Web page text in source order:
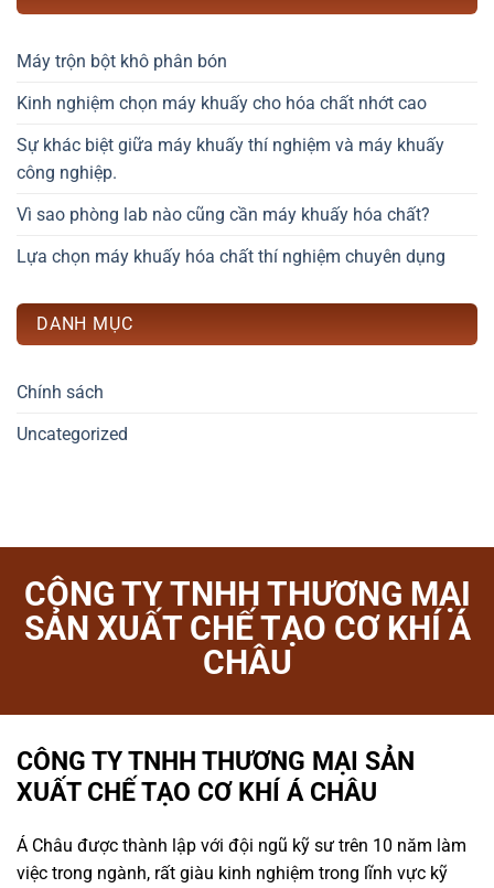
Máy trộn bột khô phân bón
Kinh nghiệm chọn máy khuấy cho hóa chất nhớt cao
Sự khác biệt giữa máy khuấy thí nghiệm và máy khuấy
công nghiệp.
Vì sao phòng lab nào cũng cần máy khuấy hóa chất?
Lựa chọn máy khuấy hóa chất thí nghiệm chuyên dụng
DANH MỤC
Chính sách
Uncategorized
CÔNG TY TNHH THƯƠNG MẠI
SẢN XUẤT CHẾ TẠO CƠ KHÍ Á
CHÂU
CÔNG TY TNHH THƯƠNG MẠI SẢN
XUẤT CHẾ TẠO CƠ KHÍ Á CHÂU
Á Châu được thành lập với đội ngũ kỹ sư trên 10 năm làm
việc trong ngành, rất giàu kinh nghiệm trong lĩnh vực kỹ